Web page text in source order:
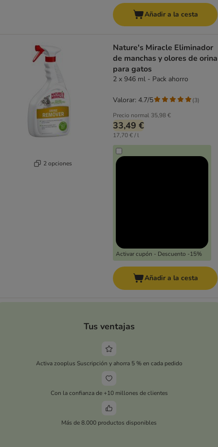
Añadir a la cesta
2 opciones
Nature's Miracle Eliminador
de manchas y olores de orina
para gatos
2 x 946 ml - Pack ahorro
Precio normal 35,98 €
33,49 €
17,70 € / l
Activar cupón - Descuento -15%
Valorar: 4.7/5 (3)
Añadir a la cesta
Tus ventajas
Activa zooplus Suscripción y ahorra 5 % en cada pedido
Con la confianza de +10 millones de clientes
Más de 8.000 productos disponibles